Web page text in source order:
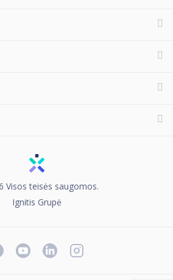
Visos teisės saugomos.
Ignitis Grupė